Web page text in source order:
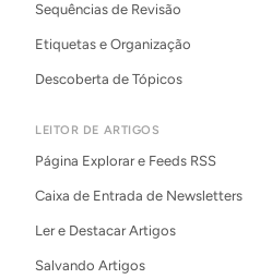
Sequências de Revisão
Etiquetas e Organização
Descoberta de Tópicos
LEITOR DE ARTIGOS
Página Explorar e Feeds RSS
Caixa de Entrada de Newsletters
Ler e Destacar Artigos
Salvando Artigos